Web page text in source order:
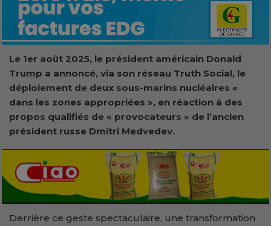
Le 1er août 2025, le président américain Donald
Trump a annoncé, via son réseau Truth Social, le
déploiement de deux sous-marins nucléaires «
dans les zones appropriées », en réaction à des
propos qualifiés de « provocateurs » de l’ancien
président russe Dmitri Medvedev.
Derrière ce geste spectaculaire, une transformation